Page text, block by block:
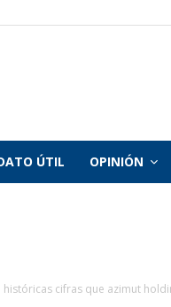
ÚTIL OPINIÓN
históricas cifras que azimut